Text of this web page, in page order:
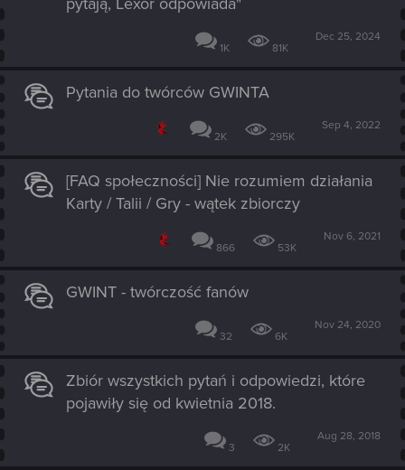
1K 81K
Dec 25, 2024
Pytania do twórców GWINTA
2K 295K
Sep 4, 2022
[FAQ społeczności] Nie rozumiem działania
Karty / Talii / Gry - wątek zbiorczy
866 53K
Nov 6, 2021
GWINT - twórczość fanów
32 6K
Nov 24, 2020
Zbiór wszystkich pytań i odpowiedzi, które
pojawiły się od kwietnia 2018.
3 2K
Aug 28, 2018